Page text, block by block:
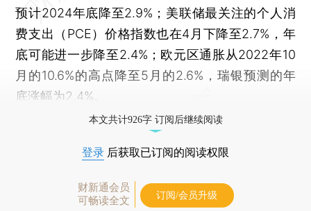
预计2024年底降至2.9%；美联储最关注的个人消
费支出（PCE）价格指数也在4月下降至2.7%，年
底可能进一步降至2.4%；欧元区通胀从2022年10
月的10.6%的高点降至5月的2.6%，瑞银预测的年
底涨幅为2.4%。
本文共计926字 订阅后继续阅读
登录 后获取已订阅的阅读权限
财新通会员
可畅读全文
订阅/会员升级